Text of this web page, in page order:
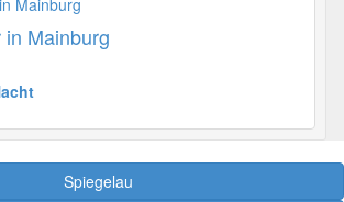
Mainburg
Spiegelau